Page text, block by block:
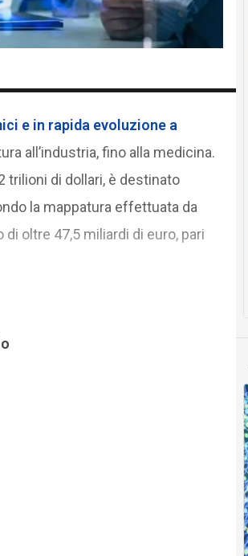
e in rapida evoluzione a
all’industria, fino alla medicina.
trilioni di dollari, è destinato
la mappatura effettuata da
oltre 47,5 miliardi di euro, pari